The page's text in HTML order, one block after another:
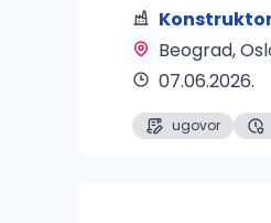
Beograd,
07.06.2026.
ugovor